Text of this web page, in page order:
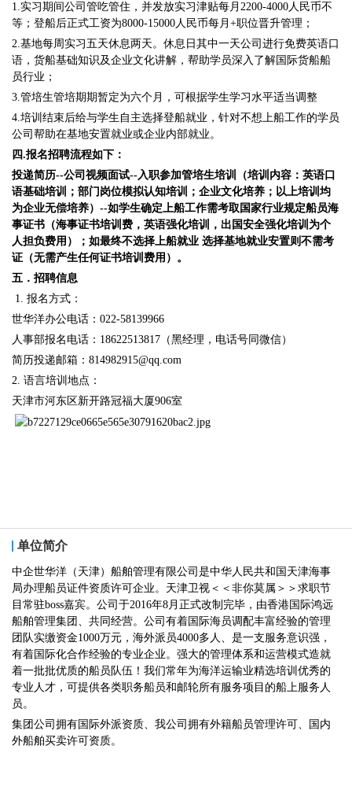
1.实习期间公司管吃管住，并发放实习津贴每月2200-4000人民币不
等；登船后正式工资为8000-15000人民币每月+职位晋升管理；
2.基地每周实习五天休息两天。休息日其中一天公司进行免费英语口
语，货船基础知识及企业文化讲解，帮助学员深入了解国际货船船
员行业；
3.管培生管培期期暂定为六个月，可根据学生学习水平适当调整
4.培训结束后给与学生自主选择登船就业，针对不想上船工作的学员
公司帮助在基地安置就业或企业内部就业。
四.报名招聘流程如下：
投递简历--公司视频面试--入职参加管培生培训（培训内容：英语口
语基础培训；部门岗位模拟认知培训；企业文化培养；以上培训均
为企业无偿培养）--如学生确定上船工作需考取国家行业规定船员海
事证书（海事证书培训费，英语强化培训，出国安全强化培训为个
人担负费用）；如最终不选择上船就业 选择基地就业安置则不需考
证（无需产生任何证书培训费用）。
五．招聘信息
1. 报名方式：
世华洋办公电话：022-58139966
人事部报名电话：18622513817（黑经理，电话号同微信）
简历投递邮箱：814982915@qq.com
2. 语言培训地点：
天津市河东区新开路冠福大厦906室
单位简介
中企世华洋（天津）船舶管理有限公司是中华人民共和国天津海事
局办理船员证件资质许可企业。天津卫视＜＜非你莫属＞＞求职节
目常驻boss嘉宾。公司于2016年8月正式改制完毕，由香港国际鸿远
船舶管理集团、共同经营。公司有着国际海员调配丰富经验的管理
团队实缴资金1000万元，海外派员4000多人、是一支服务意识强，
有着国际化合作经验的专业企业。强大的管理体系和运营模式造就
着一批批优质的船员队伍！我们常年为海洋运输业精选培训优秀的
专业人才，可提供各类职务船员和邮轮所有服务项目的船上服务人
员。
集团公司拥有国际外派资质、我公司拥有外籍船员管理许可、国内
外船舶买卖许可资质。